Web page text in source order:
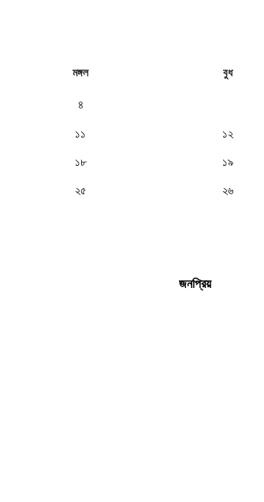
মঙ্গল বুধ
৪
১১ ১২
১৮ ১৯
২৫ ২৬
জনপ্রিয়